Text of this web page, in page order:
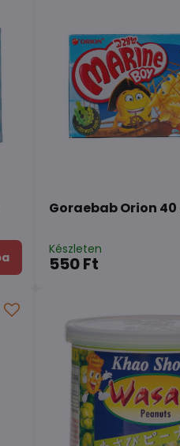
Goraebab Orion 40
Készleten
550 Ft